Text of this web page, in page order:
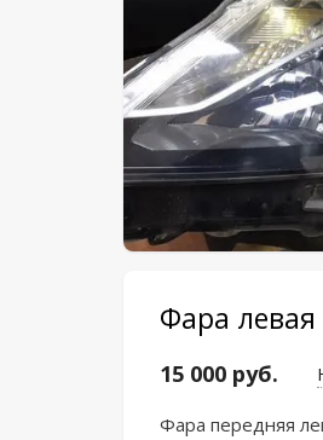
Фара левая
15 000 руб.
Фара передняя